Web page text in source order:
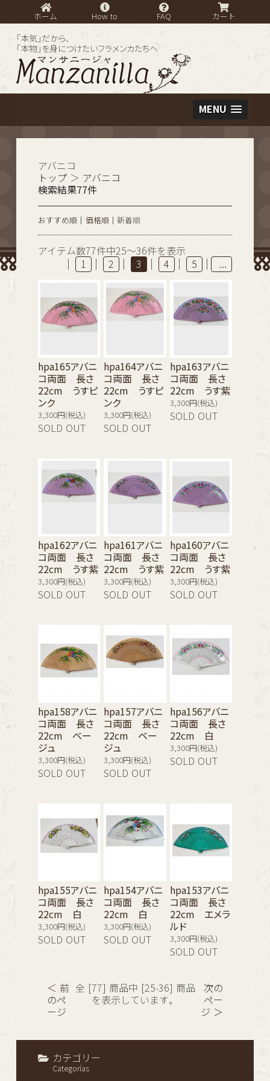
ホーム How to FAQ カート
「本気」だから、
「本物」を身につけたいフラメンカたちへ
MENU
カテゴリー
Categorías
アバニコ
トップ ＞ アバニコ
検索結果77件
おすすめ順 価格順 新着順
アイテム数77件中25～36件を表示
1 2 3 4 5
hpa165アバニ
コ両面 長さ
22cm うすピ
ンク
3,300円(税込)
SOLD OUT
hpa164アバニ
コ両面 長さ
22cm うすピ
ンク
3,300円(税込)
SOLD OUT
hpa163アバニ
コ両面 長さ
22cm うす紫
3,300円(税込)
SOLD OUT
hpa162アバニ
コ両面 長さ
22cm うす紫
3,300円(税込)
SOLD OUT
hpa161アバニ
コ両面 長さ
22cm うす紫
3,300円(税込)
SOLD OUT
hpa160アバニ
コ両面 長さ
22cm うす紫
3,300円(税込)
SOLD OUT
hpa158アバニ
コ両面 長さ
22cm ベー
ジュ
3,300円(税込)
SOLD OUT
hpa157アバニ
コ両面 長さ
22cm ベー
ジュ
3,300円(税込)
SOLD OUT
hpa156アバニ
コ両面 長さ
22cm 白
3,300円(税込)
SOLD OUT
hpa155アバニ
コ両面 長さ
22cm 白
3,300円(税込)
SOLD OUT
hpa154アバニ
コ両面 長さ
22cm 白
3,300円(税込)
SOLD OUT
hpa153アバニ
コ両面 長さ
22cm エメラ
ルド
3,300円(税込)
SOLD OUT
＜ 前
のペ
ージ
全 [77] 商品中 [25-36] 商品
を表示しています。
次の
ペー
ジ ＞